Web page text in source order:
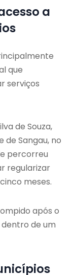
a
que
serviços
de Souza,
de Sangau, no
percorreu
regularizar
meses.
após o
dentro de um